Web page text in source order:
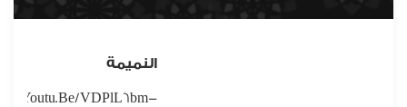
النميمة
youtu.be/VDPlL6bm-